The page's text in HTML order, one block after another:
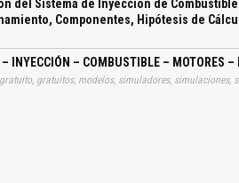
Mínimo Aguja, Presión Atmosférica,
Análisis de Resultados, Primera
Caudal de Salida, Velocidad Aguja,
Tercera Inyección, Técnica de Inyección
del Sistema de Inyección de
Componentes, Hipótesis de
– COMBUSTIBLE – MOTORES